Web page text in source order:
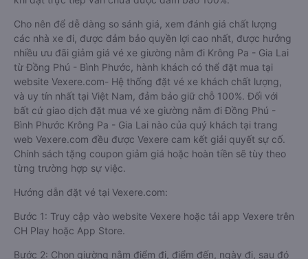
Cho nên để dễ dàng so sánh giá, xem đánh giá chất lượng
các nhà xe đi, được đảm bảo quyền lợi cao nhất, được hưởng
nhiều ưu đãi giảm giá vé xe giường nằm đi Krông Pa - Gia Lai
từ Đồng Phú - Bình Phước, hành khách có thể đặt mua tại
website Vexere.com- Hệ thống đặt vé xe khách chất lượng,
và uy tín nhất tại Việt Nam, đảm bảo giữ chỗ 100%. Đối với
bất cứ giao dịch đặt mua vé xe giường nằm đi Đồng Phú -
Bình Phước Krông Pa - Gia Lai nào của quý khách tại trang
web Vexere.com đều được Vexere cam kết giải quyết sự cố.
Chính sách tặng coupon giảm giá hoặc hoàn tiền sẽ tùy theo
từng trường hợp sự việc.
Hướng dẫn đặt vé tại Vexere.com:
Bước 1: Truy cập vào website Vexere hoặc tải app Vexere trên
CH Play hoặc App Store.
Bước 2: Chọn giường nằm điểm đi, điểm đến, ngày đi, sau đó